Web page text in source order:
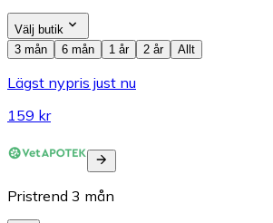
Välj butik
3 mån
6 mån 1 år 2 år Allt
Lägst nypris just nu
159 kr
Pristrend 3 mån